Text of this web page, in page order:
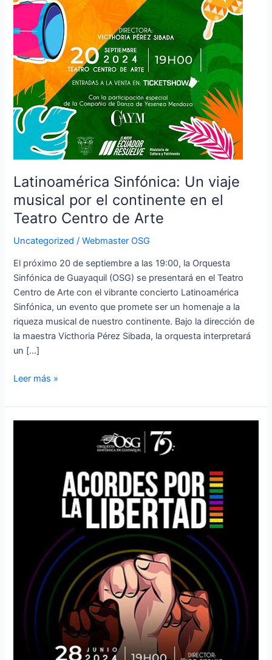
Latinoamérica Sinfónica: Un viaje
musical por el continente en el
Teatro Centro de Arte
Uncategorized /Webmaster OSG
El próximo 20 de septiembre a las 19:00, la Orquesta
Sinfónica de Guayaquil (OSG) se presentará en el Teatro
Centro de Arte con el vibrante concierto Latinoamérica
Sinfónica, un evento que promete ser un homenaje a la
riqueza musical de nuestro continente. Bajo la dirección de
la maestra Victhoria Pérez Sibada, la orquesta interpretará
un […]
el
Teatro
Centro
de
Arte
Leer más »
Conciencia